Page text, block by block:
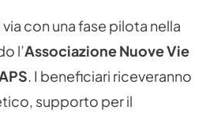
con una fase pilota nella
l’Associazione Nuove Vie
. I beneficiari riceveranno
supporto per il